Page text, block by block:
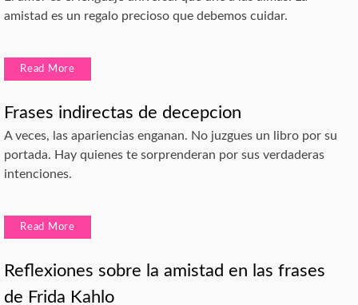
amistad es un regalo precioso que debemos cuidar.
Read More
Frases indirectas de decepcion
A veces, las apariencias enganan. No juzgues un libro por su
portada. Hay quienes te sorprenderan por sus verdaderas
intenciones.
Read More
Reflexiones sobre la amistad en las frases
de Frida Kahlo